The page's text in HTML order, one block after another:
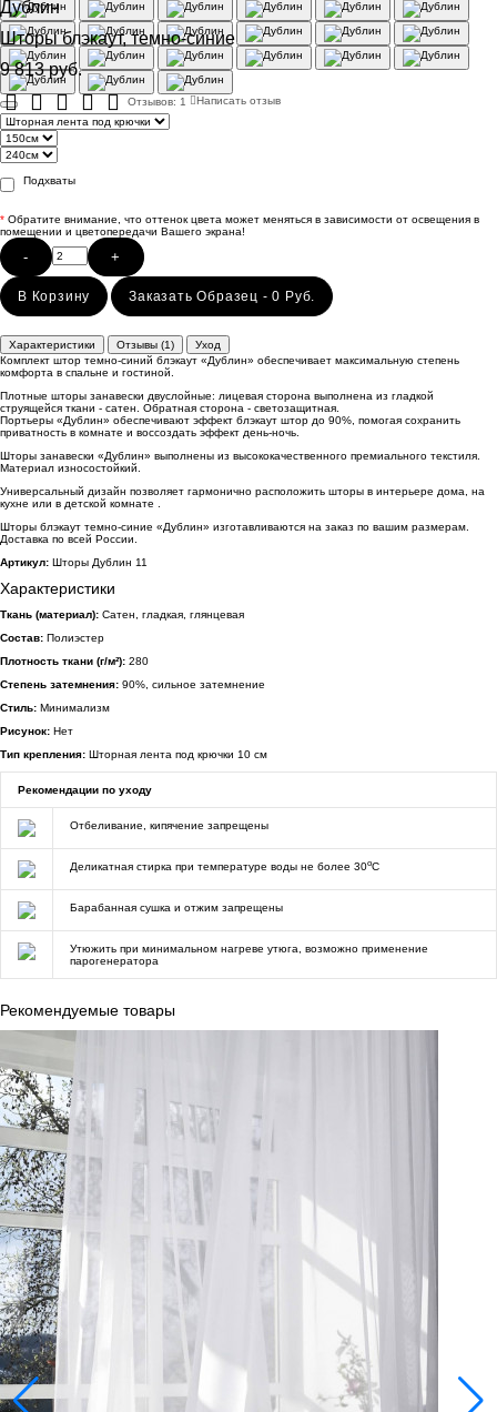
Дублин
Шторы блэкаут, темно-синие
9 813 руб.
Отзывов: 1 Написать отзыв
Подхваты
* Обратите внимание, что оттенок цвета может меняться в зависимости от освещения в
помещении и цветопередачи Вашего экрана!
- +
В Корзину Заказать Образец - 0 Руб.
Характеристики Отзывы (1)
Уход
Комплект штор темно-синий блэкаут «Дублин» обеспечивает максимальную степень
комфорта в спальне и гостиной.
Плотные шторы занавески двуслойные: лицевая сторона выполнена из гладкой
струящейся ткани - сатен. Обратная сторона - светозащитная.
Портьеры «Дублин» обеспечивают эффект блэкаут штор до 90%, помогая сохранить
приватность в комнате и воссоздать эффект день-ночь.
Шторы занавески «Дублин» выполнены из высококачественного премиального текстиля.
Материал износостойкий.
Универсальный дизайн позволяет гармонично расположить шторы в интерьере дома, на
кухне или в детской комнате .
Шторы блэкаут темно-синие «Дублин» изготавливаются на заказ по вашим размерам.
Доставка по всей России.
Артикул: Шторы Дублин 11
Характеристики
Ткань (материал): Сатен, гладкая, глянцевая
Состав: Полиэстер
Плотность ткани (г/м²): 280
Степень затемнения: 90%, сильное затемнение
Стиль: Минимализм
Рисунок: Нет
Тип крепления: Шторная лента под крючки 10 см
Рекомендации по уходу
Отбеливание, кипячение запрещены
Деликатная стирка при температуре воды не более 30oC
Барабанная сушка и отжим запрещены
Утюжить при минимальном нагреве утюга, возможно применение
парогенератора
Рекомендуемые товары